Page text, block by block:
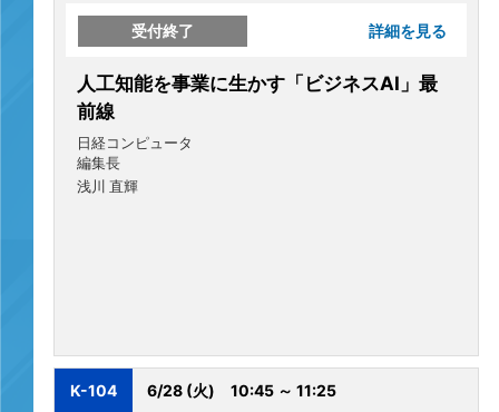
受付終了 詳細を見る
人工知能を事業に生かす「ビジネスAI」最
前線
日経コンピュータ
編集長
浅川 直輝
K-104 6/28 (火) 10:45 ～ 11:25